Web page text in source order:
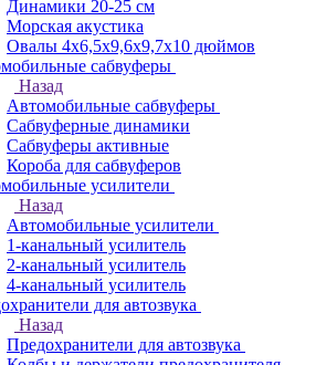
Динамики 20-25 см
Морская акустика
Овалы 4х6,5х9,6x9,7х10 дюймов
сабвуферы
Назад
Автомобильные сабвуферы
Сабвуферные динамики
Сабвуферы активные
Короба для сабвуферов
усилители
Назад
Автомобильные усилители
1-канальный усилитель
2-канальный усилитель
4-канальный усилитель
для автозвука
Назад
Предохранители для автозвука